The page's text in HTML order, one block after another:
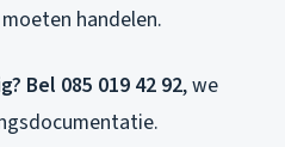
handelen.
Bel 085 019 42 92, we